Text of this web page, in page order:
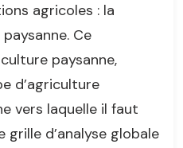
agricoles : la
Ce
paysanne,
d’agriculture
vers laquelle il faut
d’analyse globale